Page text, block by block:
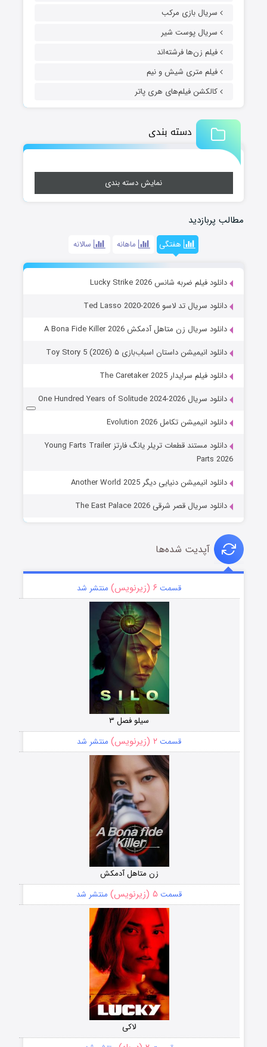
سریال بازی مرکب
سریال پوست شیر
فیلم زن‌ها فرشته‌اند
فیلم متری شیش و نیم
کالکشن فیلم‌های هری پاتر
دسته بندی
نمایش دسته بندی
مطالب پربازدید
هفتگی ماهانه سالانه
دانلود فیلم ضربه شانس Lucky Strike 2026
دانلود سریال تد لاسو Ted Lasso 2020-2026
دانلود سریال زن متاهل آدمکش A Bona Fide Killer 2026
دانلود انیمیشن داستان اسباب‌بازی ۵ Toy Story 5 (2026)
دانلود فیلم سرایدار The Caretaker 2025
دانلود سریال One Hundred Years of Solitude 2024-2026
دانلود انیمیشن تکامل Evolution 2026
دانلود مستند قطعات تریلر یانگ فارتز Young Farts Trailer
Parts 2026
دانلود انیمیشن دنیایی دیگر Another World 2025
دانلود سریال قصر شرقی The East Palace 2026
آپدیت شده‌ها
قسمت ۶ (زیرنویس) منتشر شد
سیلو فصل ۳
قسمت ۲ (زیرنویس) منتشر شد
زن متاهل آدمکش
قسمت ۵ (زیرنویس) منتشر شد
لاکی